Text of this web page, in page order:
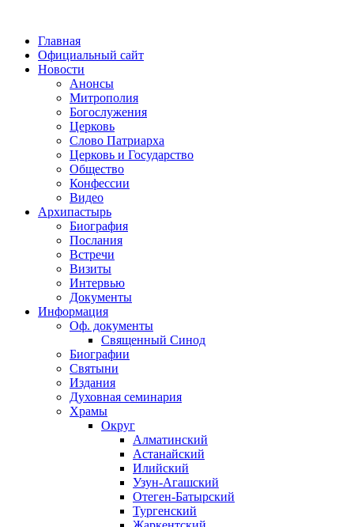
Главная
Официальный сайт
Новости
Анонсы
Митрополия
Богослужения
Церковь
Слово Патриарха
Церковь и Государство
Общество
Конфессии
Видео
Архипастырь
Биография
Послания
Встречи
Визиты
Интервью
Документы
Информация
Оф. документы
Священный Синод
Биографии
Святыни
Издания
Духовная семинария
Храмы
Округ
Алматинский
Астанайский
Илийский
Узун-Агашский
Отеген-Батырский
Тургенский